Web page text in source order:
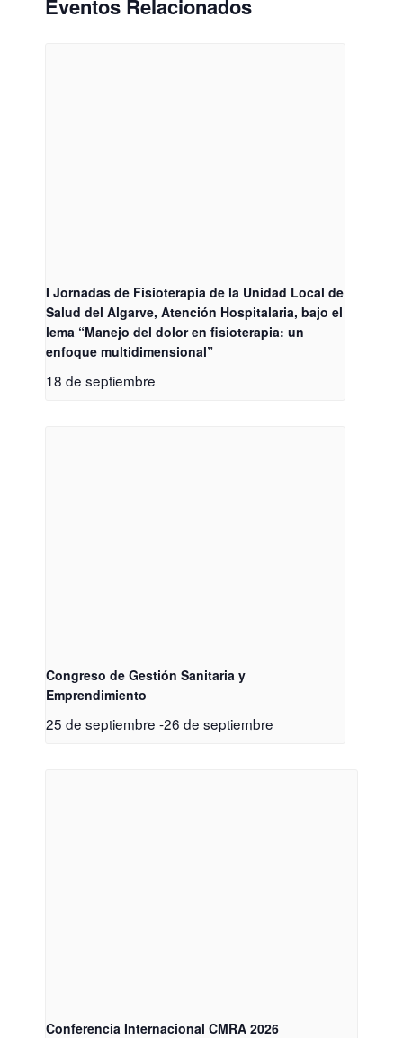
Eventos Relacionados
I Jornadas de Fisioterapia de la Unidad Local de
Salud del Algarve, Atención Hospitalaria, bajo el
lema “Manejo del dolor en fisioterapia: un
enfoque multidimensional”
18 de septiembre
Congreso de Gestión Sanitaria y
Emprendimiento
25 de septiembre -26 de septiembre
Conferencia Internacional CMRA 2026